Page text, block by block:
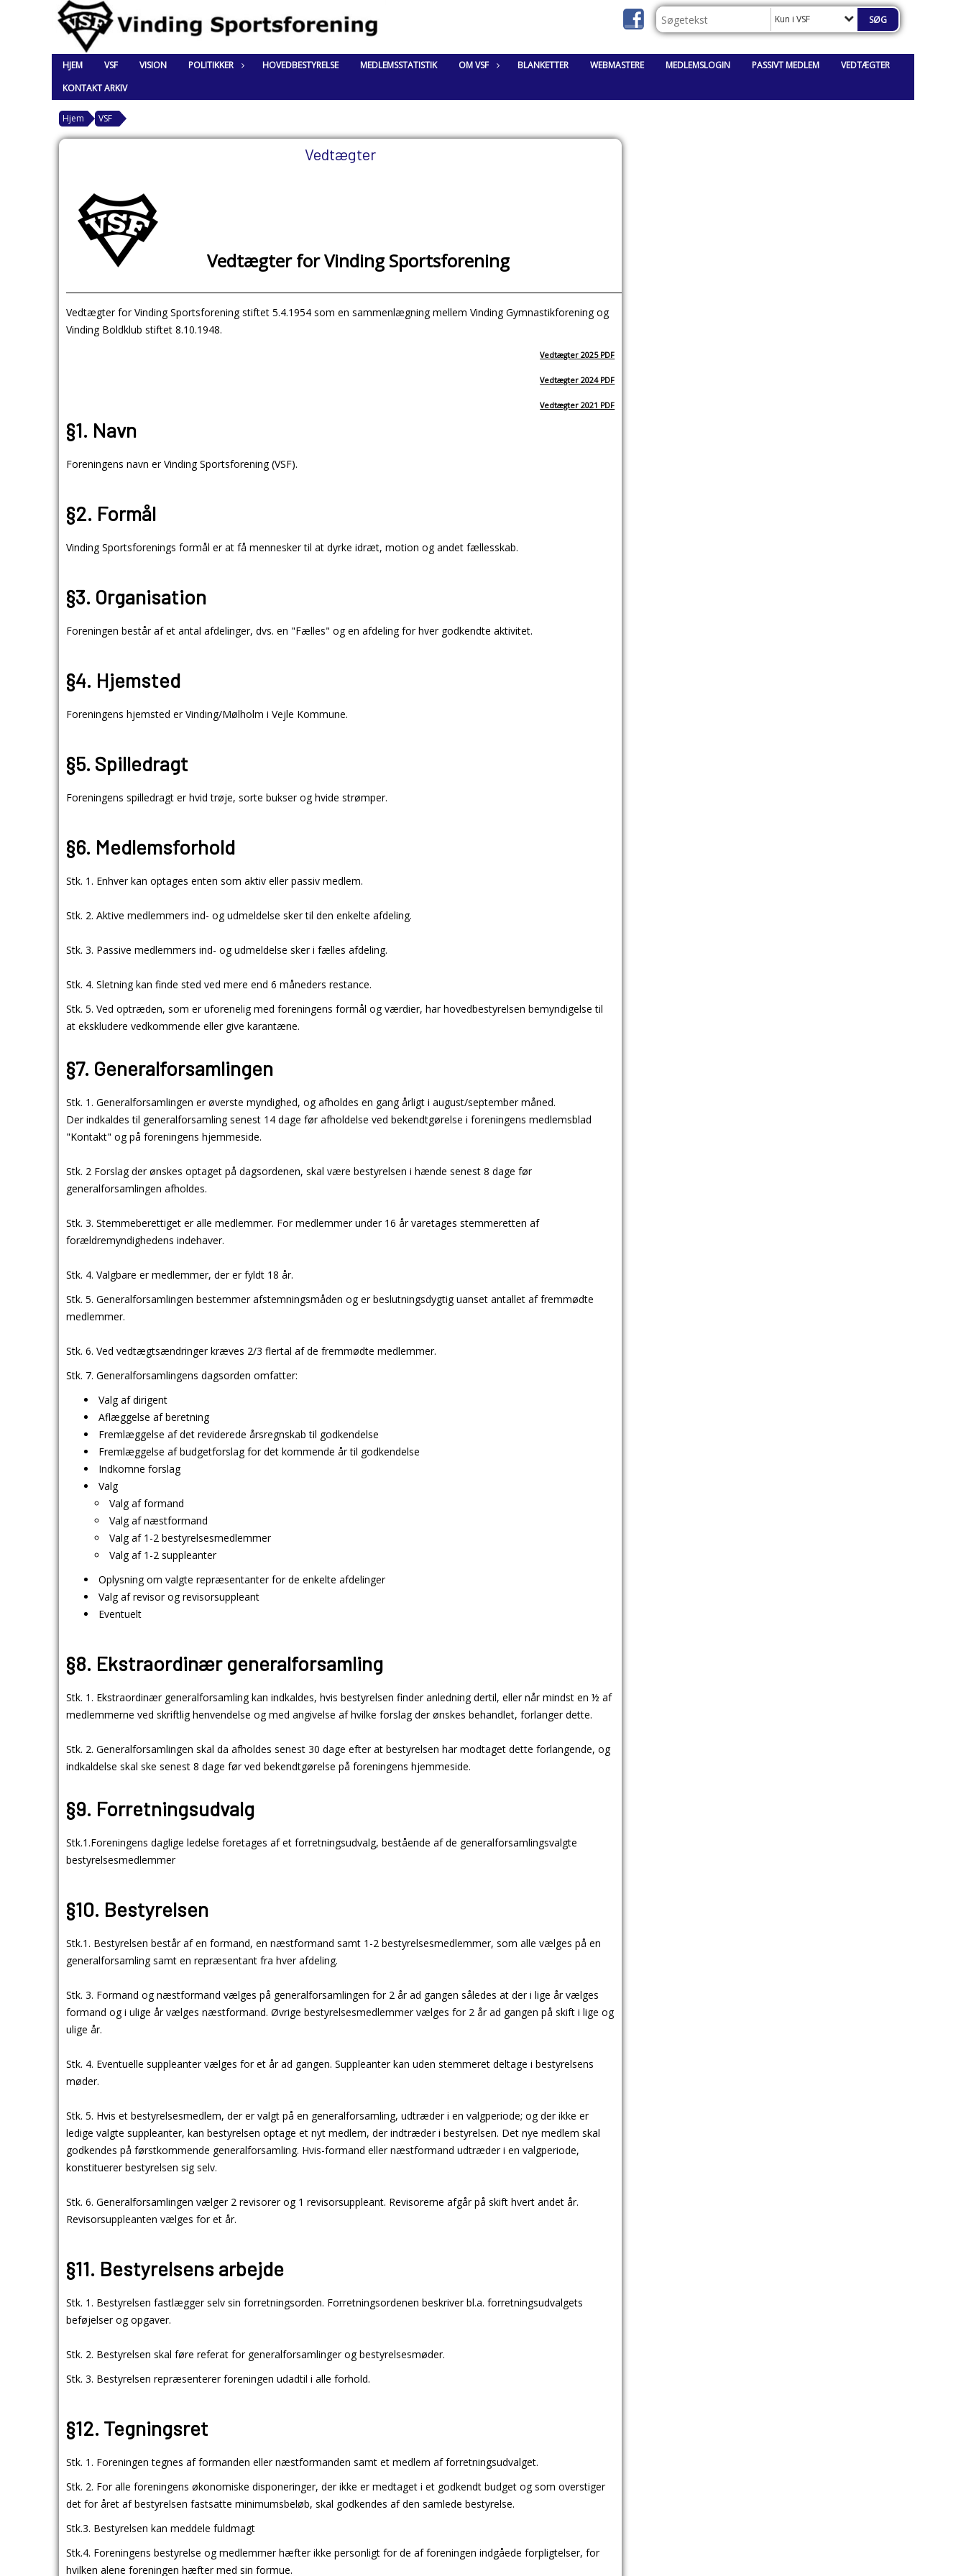
Kun i VSF
HJEM VSF VISION POLITIKKER HOVEDBESTYRELSE MEDLEMSSTATISTIK OM VSF BLANKETTER WEBMASTERE MEDLEMSLOGIN PASSIVT MEDLEM
VEDTÆGTER
KONTAKT ARKIV
Hjem VSF
Vedtægter
Vedtægter for Vinding Sportsforening
Vedtægter for Vinding Sportsforening stiftet 5.4.1954 som en sammenlægning mellem Vinding Gymnastikforening og
Vinding Boldklub stiftet 8.10.1948.
Vedtægter 2025 PDF
Vedtægter 2024 PDF
Vedtægter 2021 PDF
§1. Navn
Foreningens navn er Vinding Sportsforening (VSF).
§2. Formål
Vinding Sportsforenings formål er at få mennesker til at dyrke idræt, motion og andet fællesskab.
§3. Organisation
Foreningen består af et antal afdelinger, dvs. en "Fælles" og en afdeling for hver godkendte aktivitet.
§4. Hjemsted
Foreningens hjemsted er Vinding/Mølholm i Vejle Kommune.
§5. Spilledragt
Foreningens spilledragt er hvid trøje, sorte bukser og hvide strømper.
§6. Medlemsforhold
Stk. 1. Enhver kan optages enten som aktiv eller passiv medlem.
Stk. 2. Aktive medlemmers ind- og udmeldelse sker til den enkelte afdeling.
Stk. 3. Passive medlemmers ind- og udmeldelse sker i fælles afdeling.
Stk. 4. Sletning kan finde sted ved mere end 6 måneders restance.
Stk. 5. Ved optræden, som er uforenelig med foreningens formål og værdier, har hovedbestyrelsen bemyndigelse til
at ekskludere vedkommende eller give karantæne.
§7. Generalforsamlingen
Stk. 1. Generalforsamlingen er øverste myndighed, og afholdes en gang årligt i august/september måned.
Der indkaldes til generalforsamling senest 14 dage før afholdelse ved bekendtgørelse i foreningens medlemsblad
"Kontakt" og på foreningens hjemmeside.
Stk. 2 Forslag der ønskes optaget på dagsordenen, skal være bestyrelsen i hænde senest 8 dage før
generalforsamlingen afholdes.
Stk. 3. Stemmeberettiget er alle medlemmer. For medlemmer under 16 år varetages stemmeretten af
forældremyndighedens indehaver.
Stk. 4. Valgbare er medlemmer, der er fyldt 18 år.
Stk. 5. Generalforsamlingen bestemmer afstemningsmåden og er beslutningsdygtig uanset antallet af fremmødte
medlemmer.
Stk. 6. Ved vedtægtsændringer kræves 2/3 flertal af de fremmødte medlemmer.
Stk. 7. Generalforsamlingens dagsorden omfatter:
Valg af dirigent
Aflæggelse af beretning
Fremlæggelse af det reviderede årsregnskab til godkendelse
Fremlæggelse af budgetforslag for det kommende år til godkendelse
Indkomne forslag
Valg
Valg af formand
Valg af næstformand
Valg af 1-2 bestyrelsesmedlemmer
Valg af 1-2 suppleanter
Oplysning om valgte repræsentanter for de enkelte afdelinger
Valg af revisor og revisorsuppleant
Eventuelt
§8. Ekstraordinær generalforsamling
Stk. 1. Ekstraordinær generalforsamling kan indkaldes, hvis bestyrelsen finder anledning dertil, eller når mindst en ½ af
medlemmerne ved skriftlig henvendelse og med angivelse af hvilke forslag der ønskes behandlet, forlanger dette.
Stk. 2. Generalforsamlingen skal da afholdes senest 30 dage efter at bestyrelsen har modtaget dette forlangende, og
indkaldelse skal ske senest 8 dage før ved bekendtgørelse på foreningens hjemmeside.
§9. Forretningsudvalg
Stk.1.Foreningens daglige ledelse foretages af et forretningsudvalg, bestående af de generalforsamlingsvalgte
bestyrelsesmedlemmer
§10. Bestyrelsen
Stk.1. Bestyrelsen består af en formand, en næstformand samt 1-2 bestyrelsesmedlemmer, som alle vælges på en
generalforsamling samt en repræsentant fra hver afdeling.
Stk. 3. Formand og næstformand vælges på generalforsamlingen for 2 år ad gangen således at der i lige år vælges
formand og i ulige år vælges næstformand. Øvrige bestyrelsesmedlemmer vælges for 2 år ad gangen på skift i lige og
ulige år.
Stk. 4. Eventuelle suppleanter vælges for et år ad gangen. Suppleanter kan uden stemmeret deltage i bestyrelsens
møder.
Stk. 5. Hvis et bestyrelsesmedlem, der er valgt på en generalforsamling, udtræder i en valgperiode; og der ikke er
ledige valgte suppleanter, kan bestyrelsen optage et nyt medlem, der indtræder i bestyrelsen. Det nye medlem skal
godkendes på førstkommende generalforsamling. Hvis-formand eller næstformand udtræder i en valgperiode,
konstituerer bestyrelsen sig selv.
Stk. 6. Generalforsamlingen vælger 2 revisorer og 1 revisorsuppleant. Revisorerne afgår på skift hvert andet år.
Revisorsuppleanten vælges for et år.
§11. Bestyrelsens arbejde
Stk. 1. Bestyrelsen fastlægger selv sin forretningsorden. Forretningsordenen beskriver bl.a. forretningsudvalgets
beføjelser og opgaver.
Stk. 2. Bestyrelsen skal føre referat for generalforsamlinger og bestyrelsesmøder.
Stk. 3. Bestyrelsen repræsenterer foreningen udadtil i alle forhold.
§12. Tegningsret
Stk. 1. Foreningen tegnes af formanden eller næstformanden samt et medlem af forretningsudvalget.
Stk. 2. For alle foreningens økonomiske disponeringer, der ikke er medtaget i et godkendt budget og som overstiger
det for året af bestyrelsen fastsatte minimumsbeløb, skal godkendes af den samlede bestyrelse.
Stk.3. Bestyrelsen kan meddele fuldmagt
Stk.4. Foreningens bestyrelse og medlemmer hæfter ikke personligt for de af foreningen indgåede forpligtelser, for
hvilken alene foreningen hæfter med sin formue.